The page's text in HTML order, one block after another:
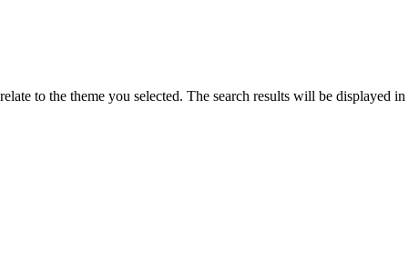
to the theme you selected. The search results will be displayed in